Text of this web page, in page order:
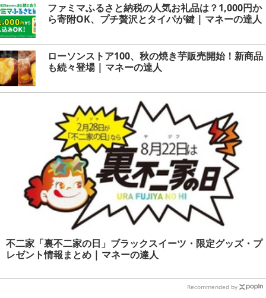
ファミマふるさと納税の人気お礼品は？1,000円か
ら寄附OK、プチ贅沢とタイパが鍵 | マネーの達人
ローソンストア100、秋の焼き芋販売開始！新商品
も続々登場 | マネーの達人
不二家「裏不二家の日」ブラックスイーツ・限定グッズ・プ
レゼント情報まとめ | マネーの達人
Recommended by